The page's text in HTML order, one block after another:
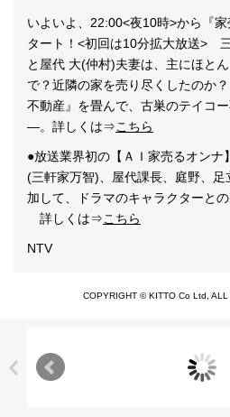
いよいよ、22:00<夜10時>から『
タート！<初回は10分拡大放送>
と屋代 大(仲村)夫妻は、主にほと
で？近隣の家を売り尽くしたのか
不動産』を畳んで、古巣のテイコ
―。詳しくは⇒こちら
●放送業界初の【ＡＩ家売るオン
(三軒家万智)、屋代課長、庭野、
加して、ドラマのキャラクターと
詳しくは⇒こちら
NTV
COPYRIGHT © KITTO Co Ltd, ALL